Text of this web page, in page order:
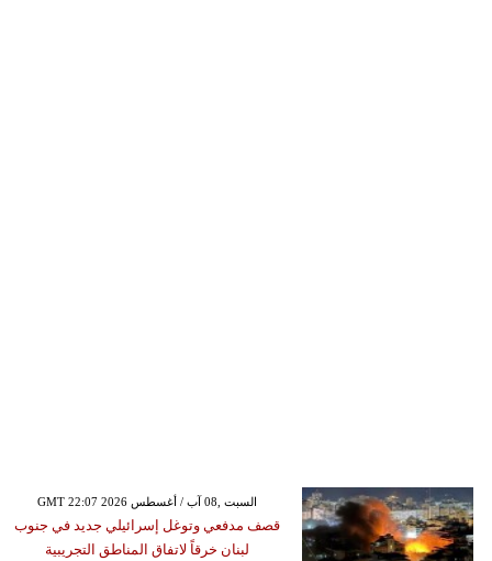
GMT 22:07 2026 السبت ,08 آب / أغسطس
قصف مدفعي وتوغل إسرائيلي جديد في جنوب
لبنان خرقاً لاتفاق المناطق التجريبية